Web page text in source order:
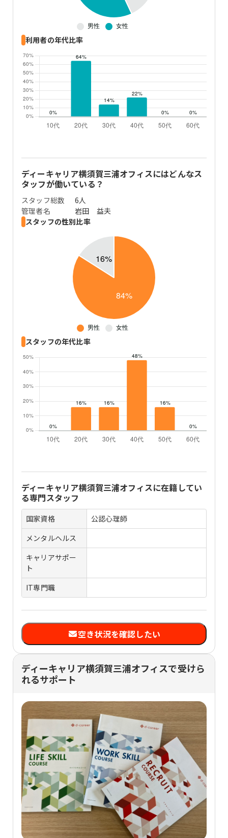
利用者の年代比率
ディーキャリア横須賀三浦オフィスにはどんなス
タッフが働いている？
スタッフ総数 6人
管理者名
岩田 益夫
スタッフの性別比率
スタッフの年代比率
ディーキャリア横須賀三浦オフィスに在籍してい
る専門スタッフ
国家資格
公認心理師
メンタルヘルス
キャリアサポー
ト
IT専門職
空き状況を確認したい
ディーキャリア横須賀三浦オフィスで受けら
れるサポート